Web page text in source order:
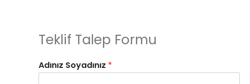
Teklif Talep Formu
Adınız Soyadınız *